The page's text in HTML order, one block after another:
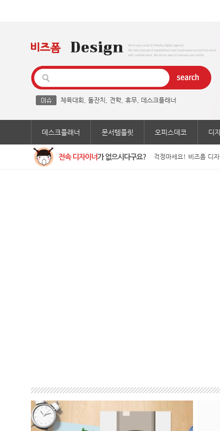
체육대회 돌잔치 견학, 휴무, 데스크플래너
데스크플래너 문서템플릿 오피스데코 디
걱정마세요! 비즈폼 디